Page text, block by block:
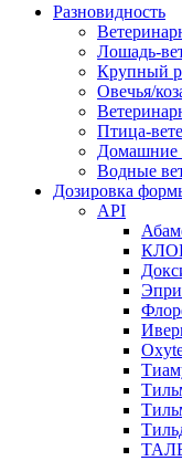
Разновидность
Лошадь-
Крупный
Овечья/
Птица-
Домашние
Водные
Дозировка
API